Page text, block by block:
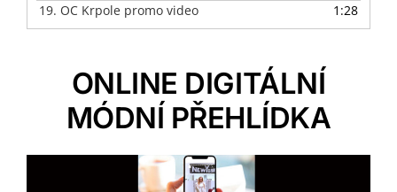
19. OC Krpole promo video 1:28
ONLINE DIGITÁLNÍ
MÓDNÍ PŘEHLÍDKA